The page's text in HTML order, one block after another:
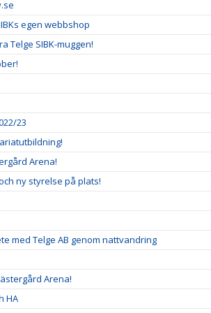
egen webbshop
Telge SIBK-muggen!
23
Arena!
ny styrelse på plats!
med Telge AB genom nattvandring
Arena!
HA